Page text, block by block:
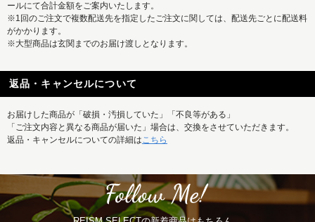
ールにて合計金額をご案内いたします。
※1回のご注文で複数配送先を指定したご注文に関しては、配送先ごとに配送料
がかかります。
※大型商品は玄関までのお届け渡しとなります。
返品・キャンセルについて
お届けした商品が「破損・汚損していた」「不良等がある」
「ご注文内容と異なる商品が届いた」場合は、交換をさせていただきます。
返品・キャンセルについての詳細はこちら